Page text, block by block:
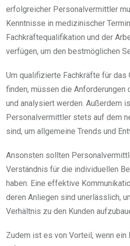
erfolgreicher Personalvermittler
Kenntnisse in medizinischer
Fachkräftequalifikation und der
verfügen, um den bestmöglichen
Um qualifizierte Fachkräfte für das
finden, müssen die Anforderungen
und analysiert werden. Außerdem
Personalvermittler stets auf dem
sind, um allgemeine Trends und
Ansonsten sollten
Verständnis für die individuellen
haben. Eine effektive
deren Anliegen sind unerlässlich,
Verhältnis zu den Kunden
Zudem ist es von Vorteil, wenn